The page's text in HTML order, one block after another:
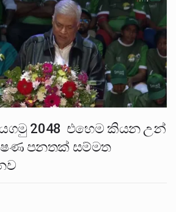
2048 එහෙම කියන උන්
පනතක් සම්මත